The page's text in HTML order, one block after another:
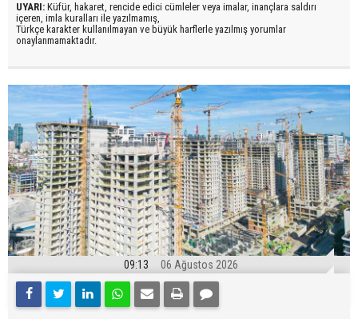
UYARI: Küfür, hakaret, rencide edici cümleler veya imalar, inançlara saldırı
içeren, imla kuralları ile yazılmamış,
Türkçe karakter kullanılmayan ve büyük harflerle yazılmış yorumlar
onaylanmamaktadır.
09:13 06 Ağustos 2026